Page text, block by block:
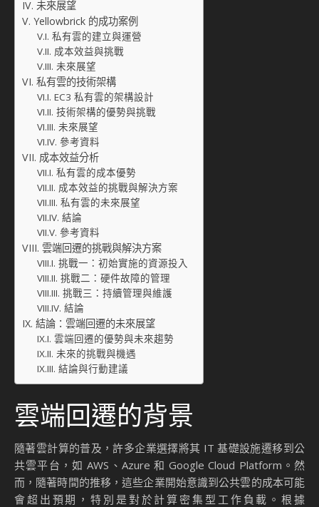
未來展望
Yellowbrick 的成功案例
私有雲的建立與運營
成本效益與挑戰
未來展望
私有雲的技術架構
EC3 私有雲的架構設計
技術架構的優勢與挑戰
未來展望
參考資料
成本效益分析
私有雲的成本優勢
成本效益的挑戰與解決方案
私有雲的未來展望
結論
參考資料
雲端回遷的挑戰與解決方案
挑戰一：初始實施的資源投入
挑戰二：硬件故障的管理
挑戰三：持續管理與維護
結論
結論：雲端回遷的未來展望
雲端回遷的優勢與未來趨勢
未來的挑戰與機遇
結論與行動建議
雲端回遷的背景
隨著雲計算的普及，許多企業選擇將其 IT 基礎設施遷移到公
共雲平台，如 AWS、Azure 和 Google Cloud Platform。然
而，隨著時間的推移，這些企業開始意識到公共雲的成本可能
會超出預期，特別是對於計算密集型工作負載。根據